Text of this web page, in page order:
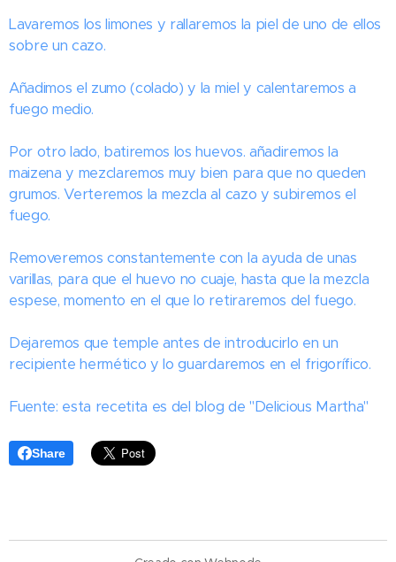
Lavaremos los limones y rallaremos la piel de uno de ellos
sobre un cazo.
Añadimos el zumo (colado) y la miel y calentaremos a
fuego medio.
Por otro lado, batiremos los huevos. añadiremos la
maizena y mezclaremos muy bien para que no queden
grumos. Verteremos la mezcla al cazo y subiremos el
fuego.
Removeremos constantemente con la ayuda de unas
varillas, para que el huevo no cuaje, hasta que la mezcla
espese, momento en el que lo retiraremos del fuego.
Dejaremos que temple antes de introducirlo en un
recipiente hermético y lo guardaremos en el frigorífico.
Fuente: esta recetita es del blog de "Delicious Martha"
Share